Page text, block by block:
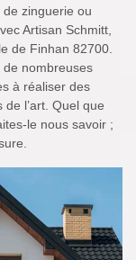
de zinguerie ou
Artisan Schmitt,
de Finhan 82700.
nombreuses
à réaliser des
l’art. Quel que
le nous savoir ;